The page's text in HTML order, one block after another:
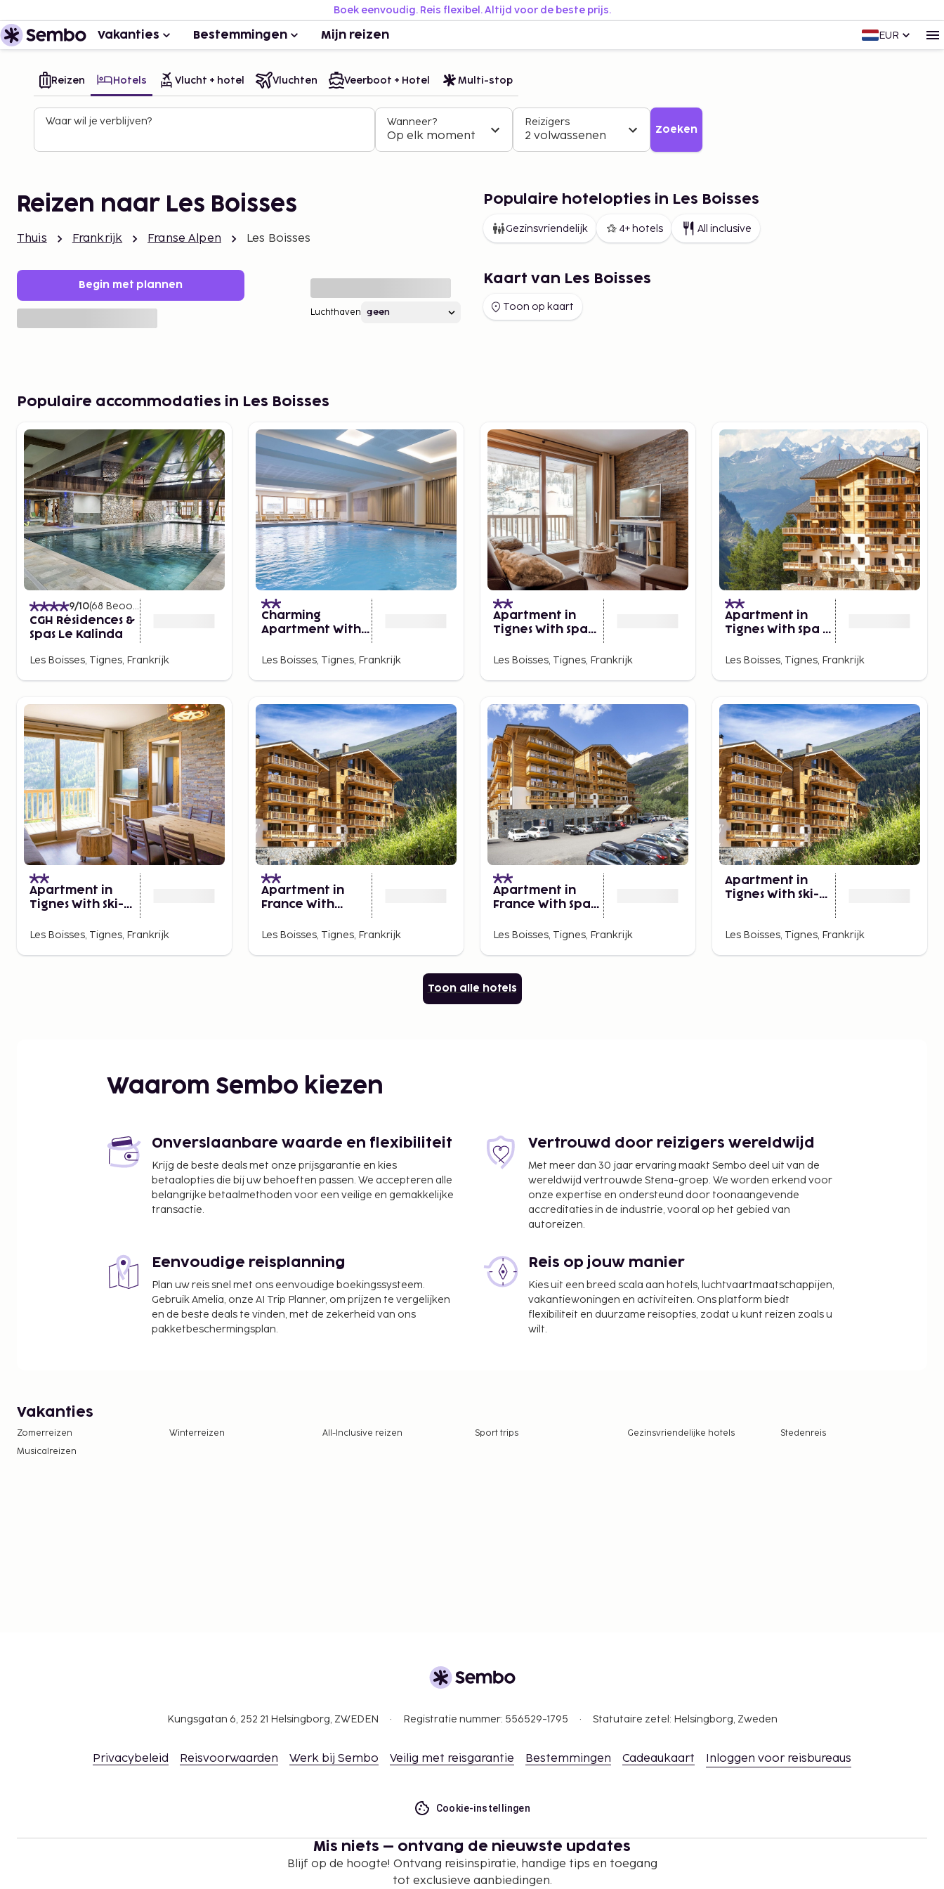
Boek eenvoudig. Reis flexibel. Altijd voor de beste prijs.
Vakanties Bestemmingen Mijn reizen EUR
Reizen Hotels Vlucht + hotel Vluchten Veerboot + Hotel Multi-stop
Waar wil je verblijven? Wanneer?
Op elk moment
Reizigers
2 volwassenen Zoeken
Reizen naar Les Boisses
Thuis Frankrijk Franse Alpen Les Boisses
Begin met plannen
Luchthaven
Populaire hotelopties in Les Boisses
Gezinsvriendelijk 4+ hotels All inclusive
Kaart van Les Boisses
Toon op kaart
Populaire accommodaties in Les Boisses
9/10(68 Beoordelingen
CGH Résidences &
Spas Le Kalinda
Les Boisses, Tignes, Frankrijk
Charming
Apartment With
Les Boisses, Tignes, Frankrijk
Apartment in
Tignes With Spa
Les Boisses, Tignes, Frankrijk
Apartment in
Tignes With Spa &
Les Boisses, Tignes, Frankrijk
Apartment in
Tignes With Ski-
Les Boisses, Tignes, Frankrijk
Apartment in
France With
Spa
Les Boisses, Tignes, Frankrijk
Apartment in
France With Spa
Les Boisses, Tignes, Frankrijk
Apartment in
Tignes With Ski-
Les Boisses, Tignes, Frankrijk
Toon alle hotels
Waarom Sembo kiezen
Onverslaanbare waarde en flexibiliteit
Krijg de beste deals met onze prijsgarantie en kies
betaalopties die bij uw behoeften passen. We accepteren alle
belangrijke betaalmethoden voor een veilige en gemakkelijke
transactie.
Vertrouwd door reizigers wereldwijd
Met meer dan 30 jaar ervaring maakt Sembo deel uit van de
wereldwijd vertrouwde Stena-groep. We worden erkend voor
onze expertise en ondersteund door toonaangevende
accreditaties in de industrie, vooral op het gebied van
autoreizen.
Eenvoudige reisplanning
Plan uw reis snel met ons eenvoudige boekingssysteem.
Gebruik Amelia, onze AI Trip Planner, om prijzen te vergelijken
en de beste deals te vinden, met de zekerheid van ons
pakketbeschermingsplan.
Reis op jouw manier
Kies uit een breed scala aan hotels, luchtvaartmaatschappijen,
vakantiewoningen en activiteiten. Ons platform biedt
flexibiliteit en duurzame reisopties, zodat u kunt reizen zoals u
wilt.
Vakanties
Zomerreizen Winterreizen All-Inclusive reizen Sport trips Gezinsvriendelijke hotels
Stedenreis
Musicalreizen
Kungsgatan 6, 252 21 Helsingborg, ZWEDEN Registratie nummer: 556529-1795 Statutaire zetel: Helsingborg, Zweden
Privacybeleid Reisvoorwaarden Werk bij Sembo Veilig met reisgarantie Bestemmingen Cadeaukaart Inloggen voor reisbureaus
Cookie-instellingen
Mis niets – ontvang de nieuwste updates
Blijf op de hoogte! Ontvang reisinspiratie, handige tips en toegang
tot exclusieve aanbiedingen.